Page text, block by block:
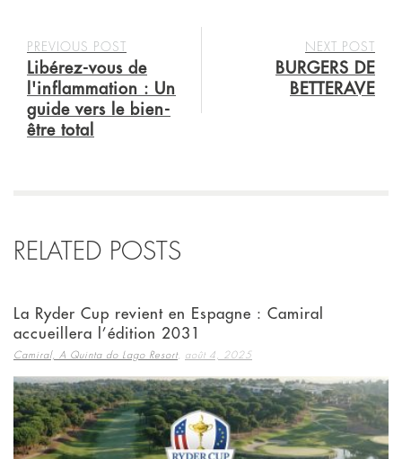
NEXT POST
BURGERS DE
BETTERAVE
PREVIOUS POST
Libérez-vous de
l'inflammation : Un
guide vers le bien-
être total
RELATED POSTS
La Ryder Cup revient en Espagne : Camiral
accueillera l’édition 2031
Camiral, A Quinta do Lago Resort, août 4, 2025